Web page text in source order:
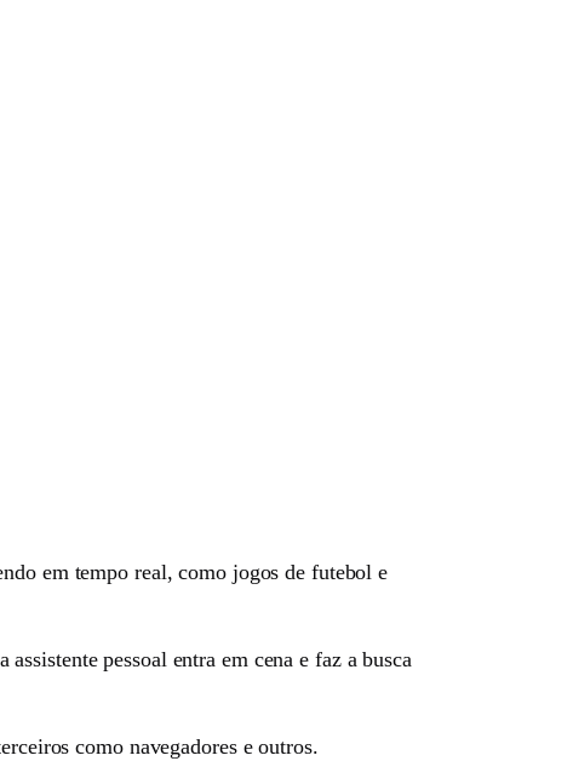
em tempo real, como jogos de futebol e
pessoal entra em cena e faz a busca
como navegadores e outros.